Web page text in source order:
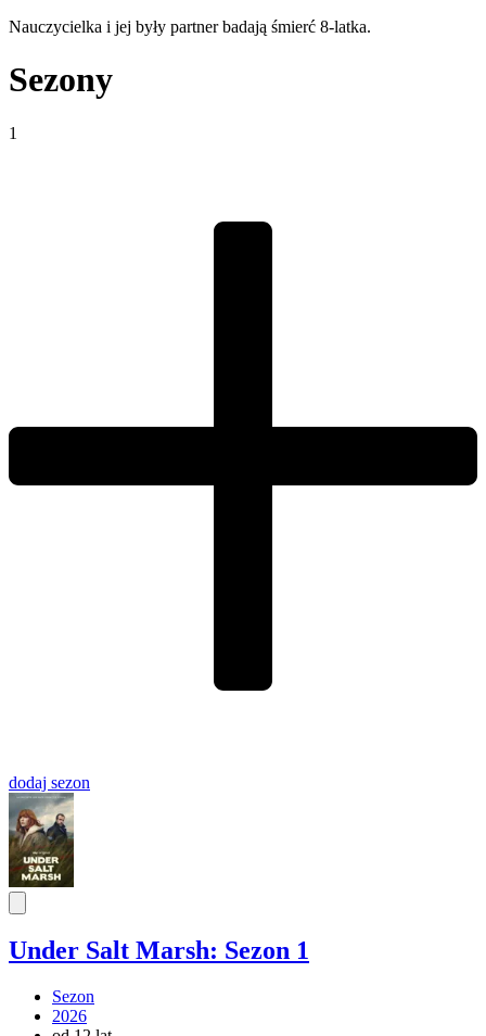
Nauczycielka i jej były partner badają śmierć 8-latka.
Sezony
1
dodaj sezon
Under Salt Marsh: Sezon 1
Sezon
2026